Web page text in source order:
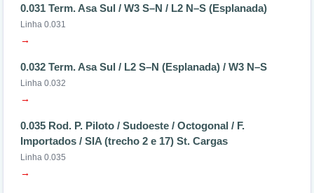
0.031 Term. Asa Sul / W3 S–N / L2 N–S (Esplanada)
Linha 0.031
→
0.032 Term. Asa Sul / L2 S–N (Esplanada) / W3 N–S
Linha 0.032
→
0.035 Rod. P. Piloto / Sudoeste / Octogonal / F.
Importados / SIA (trecho 2 e 17) St. Cargas
Linha 0.035
→